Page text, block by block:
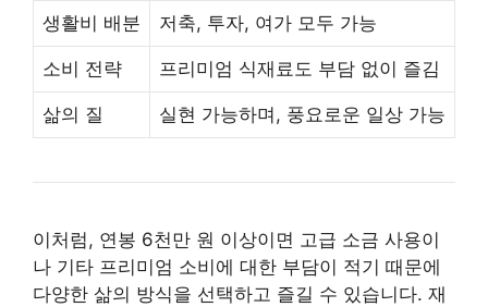
생활비 배분 저축, 투자, 여가 모두 가능
소비 전략 프리미엄 식재료도 부담 없이 즐김
삶의 질 실현 가능하며, 풍요로운 일상 가능
이처럼, 연봉 6천만 원 이상이면 고급 소금 사용이
나 기타 프리미엄 소비에 대한 부담이 적기 때문에
다양한 삶의 방식을 선택하고 즐길 수 있습니다. 재